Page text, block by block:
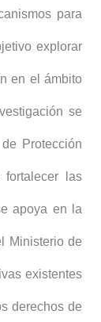
para
explorar
en el ámbito
se
Protección
las
apoya en la
Ministerio de
existentes
derechos de